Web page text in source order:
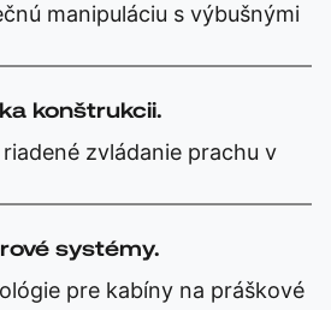
manipuláciu s výbušnými
konštrukcii.
zvládanie prachu v
systémy.
pre kabíny na práškové